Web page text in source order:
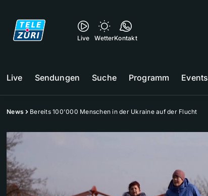
Live WetterKontakt
Live Sendungen Suche Programm Events
News Bereits 100'000 Menschen in der Ukraine auf der Flucht